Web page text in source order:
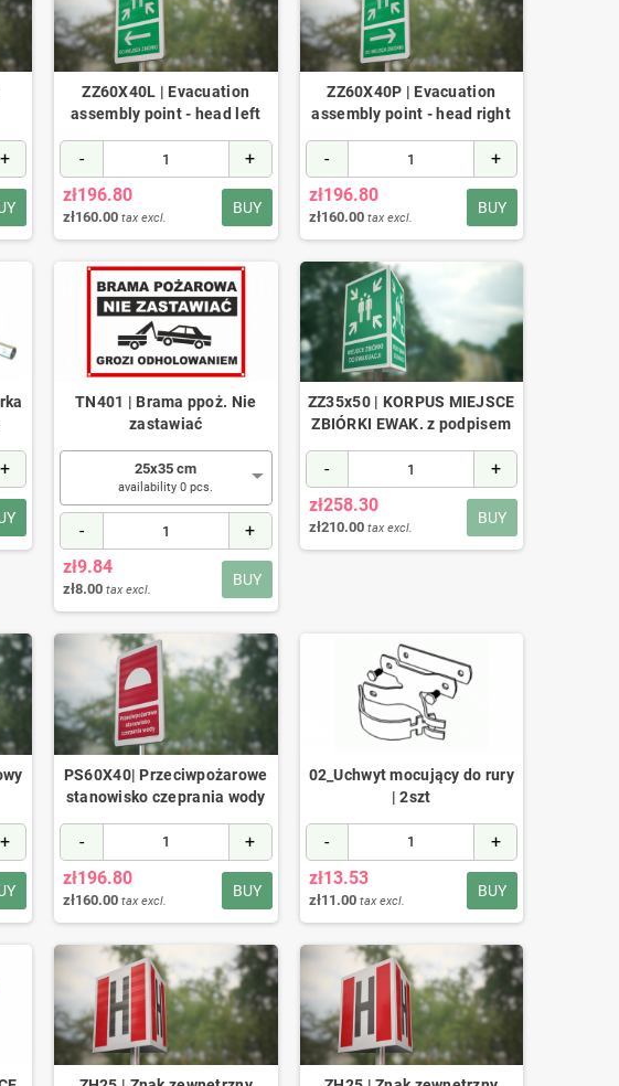
+
ZZ60X40L | Evacuation
assembly point - head left
- +
BUY
zł196.80
zł160.00 tax excl.
ZZ60X40P | Evacuation
assembly point - head right
- +
BUY
zł196.80
zł160.00 tax excl.
+
TN401 | Brama ppoż. Nie
zastawiać
25x35 cm
availability 0 pcs.
- +
BUY
zł9.84
zł8.00 tax excl.
ZZ35x50 | KORPUS MIEJSCE
ZBIÓRKI EWAK. z podpisem
- +
BUY
zł258.30
zł210.00 tax excl.
+
PS60X40| Przeciwpożarowe
stanowisko czeprania wody
- +
BUY
zł196.80
zł160.00 tax excl.
02_Uchwyt mocujący do rury
| 2szt
- +
BUY
zł13.53
zł11.00 tax excl.